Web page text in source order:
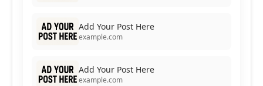
Add Your Post Here
example.com
Add Your Post Here
example.com